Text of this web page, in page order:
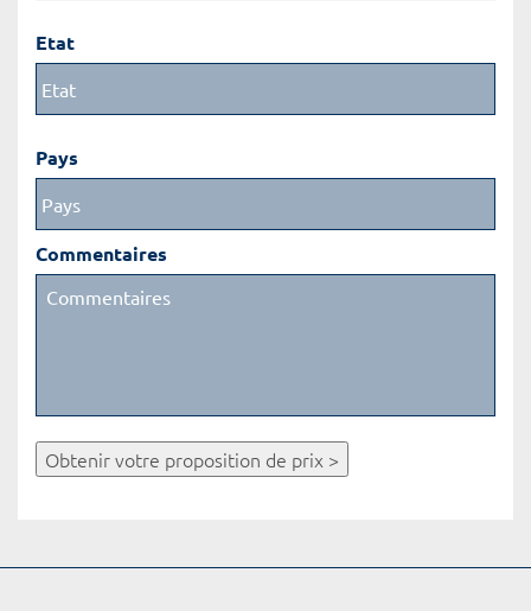
Etat
Pays
Commentaires
Obtenir votre proposition de prix >